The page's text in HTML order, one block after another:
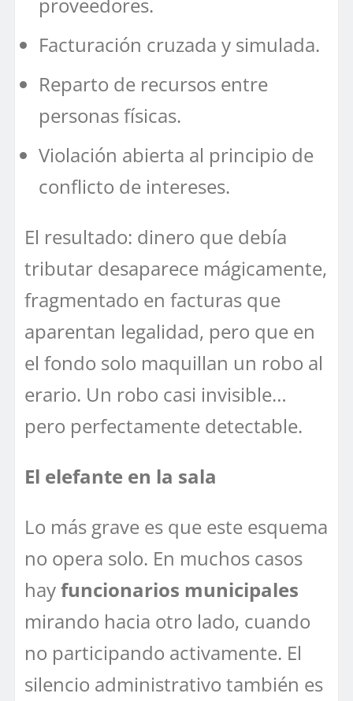
Facturación cruzada y simulada.
Reparto de recursos entre
personas físicas.
Violación abierta al principio de
conflicto de intereses.
El resultado: dinero que debía
tributar desaparece mágicamente,
fragmentado en facturas que
aparentan legalidad, pero que en
el fondo solo maquillan un robo al
erario. Un robo casi invisible…
pero perfectamente detectable.
El elefante en la sala
Lo más grave es que este esquema
no opera solo. En muchos casos
hayfuncionarios municipales
mirando hacia otro lado, cuando
no participando activamente. El
silencio administrativo también es